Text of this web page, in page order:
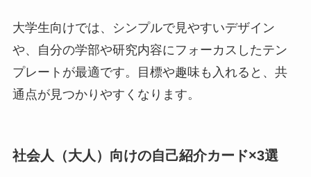
大学生向けでは、シンプルで見やすいデザイン
や、自分の学部や研究内容にフォーカスしたテン
プレートが最適です。目標や趣味も入れると、共
通点が見つかりやすくなります。
社会人（大人）向けの自己紹介カード×3選